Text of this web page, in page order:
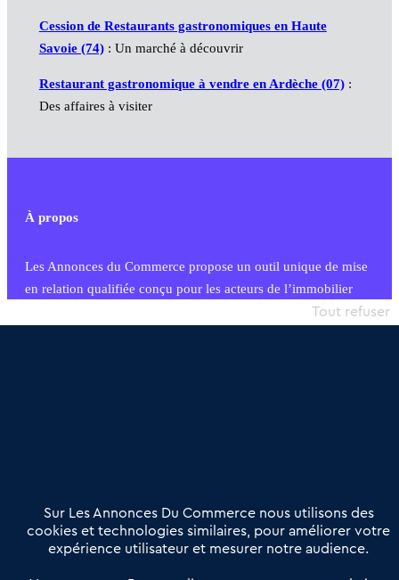
Cession de Restaurants gastronomiques en Haute
Savoie (74): Un marché à découvrir
Restaurant gastronomique à vendre en Ardèche (07):
Des affaires à visiter
À propos
Les Annonces du Commerce propose un outil unique de mise
en relation qualifiée conçu pour les acteurs de l’immobilier
commercial et les collectivités territoriales, simple et intégrant
Offres Pro
Actualités
Qui sommes nous ?
Derniers articles
Sur Les Annonces Du Commerce nous utilisons des
cookies et technologies similaires, pour améliorer votre
expérience utilisateur et mesurer notre audience.
Tout refuser